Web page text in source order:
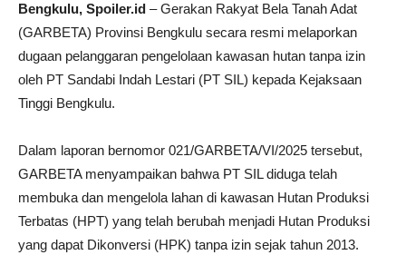
Bengkulu, Spoiler.id – Gerakan Rakyat Bela Tanah Adat
(GARBETA) Provinsi Bengkulu secara resmi melaporkan
dugaan pelanggaran pengelolaan kawasan hutan tanpa izin
oleh PT Sandabi Indah Lestari (PT SIL) kepada Kejaksaan
Tinggi Bengkulu.
Dalam laporan bernomor 021/GARBETA/VI/2025 tersebut,
GARBETA menyampaikan bahwa PT SIL diduga telah
membuka dan mengelola lahan di kawasan Hutan Produksi
Terbatas (HPT) yang telah berubah menjadi Hutan Produksi
yang dapat Dikonversi (HPK) tanpa izin sejak tahun 2013.